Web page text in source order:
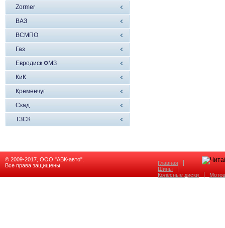
Zormer
ВАЗ
ВСМПО
Газ
Евродиск ФМЗ
КиК
Кременчуг
Скад
ТЗСК
© 2009-2017, ООО "АВК-авто".
Все права защищены.
Главная
Шины
Колёсные диски